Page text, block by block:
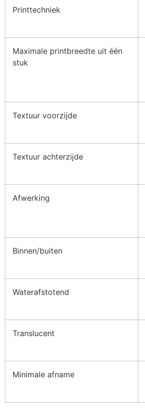
Printtechniek
Maximale printbreedte uit één
stuk
Textuur voorzijde
Textuur achterzijde
Afwerking
Binnen/buiten
Waterafstotend
Translucent
Minimale afname